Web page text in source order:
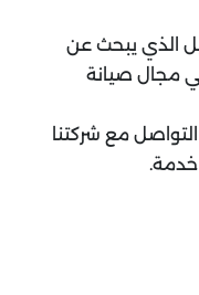
الذي يبحث عن
مجال صيانة
مع شركتنا